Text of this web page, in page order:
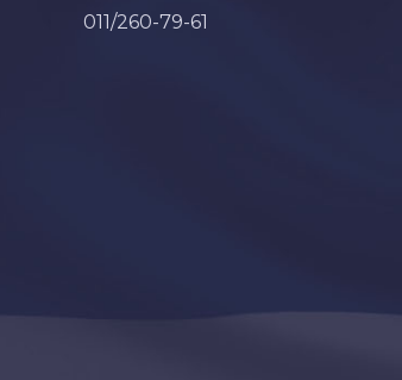
011/260-79-61